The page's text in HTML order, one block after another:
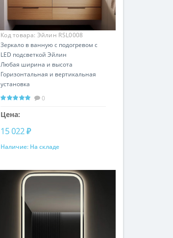
Код товара: Эйлин RSL0008
Зеркало в ванную с подогревом с
LED подсветкой Эйлин
Любая ширина и высота
Горизонтальная и вертикальная
установка
0
Цена:
15 022 ₽
Купить
Наличие: На складе